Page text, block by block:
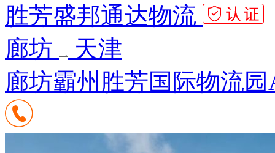
胜芳盛邦通达物流
廊坊
天津
廊坊霸州胜芳国际物流园